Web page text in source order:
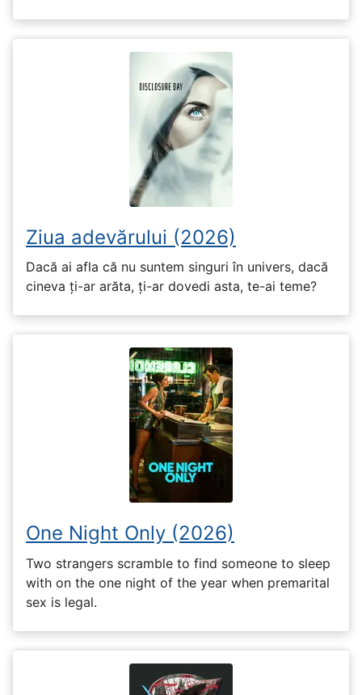
Ziua adevărului (2026)
Dacă ai afla că nu suntem singuri în univers, dacă
cineva ți-ar arăta, ți-ar dovedi asta, te-ai teme?
One Night Only (2026)
Two strangers scramble to find someone to sleep
with on the one night of the year when premarital
sex is legal.